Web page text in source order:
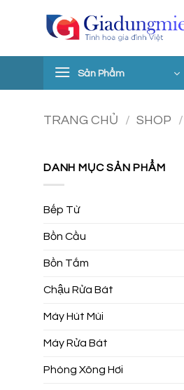
Sản Phẩm
TRANG CHỦ / SHOP /
DANH MỤC SẢN PHẨM
Bếp Từ
Bồn Cầu
Bồn Tắm
Chậu Rửa Bát
Máy Hút Mùi
Máy Rửa Bát
Phòng Xông Hơi